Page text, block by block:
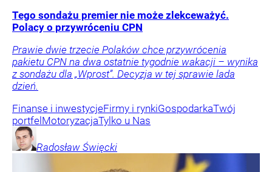
Tego sondażu premier nie może zlekceważyć.
Polacy o przywróceniu CPN
Prawie dwie trzecie Polaków chce przywrócenia
pakietu CPN na dwa ostatnie tygodnie wakacji – wynika
z sondażu dla „Wprost”. Decyzja w tej sprawie lada
dzień.
Finanse i inwestycjeFirmy i rynkiGospodarkaTwój
portfel MotoryzacjaTylko u Nas
Radosław Święcki